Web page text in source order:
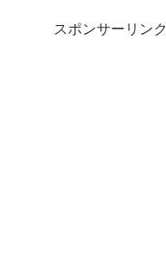
スポンサーリンク